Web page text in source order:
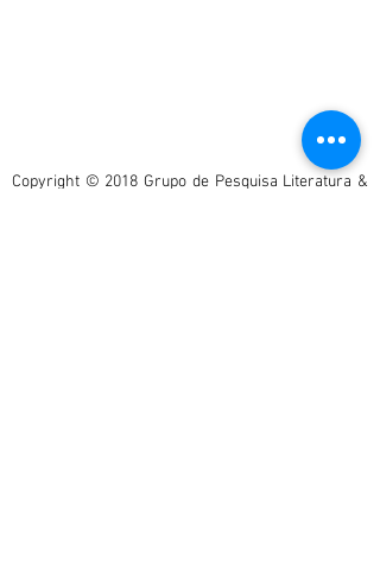
Copyright © 2018 Grupo de Pesquisa Literatura &